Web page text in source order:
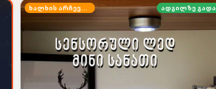
ხალხის არჩევანი ადგილზე